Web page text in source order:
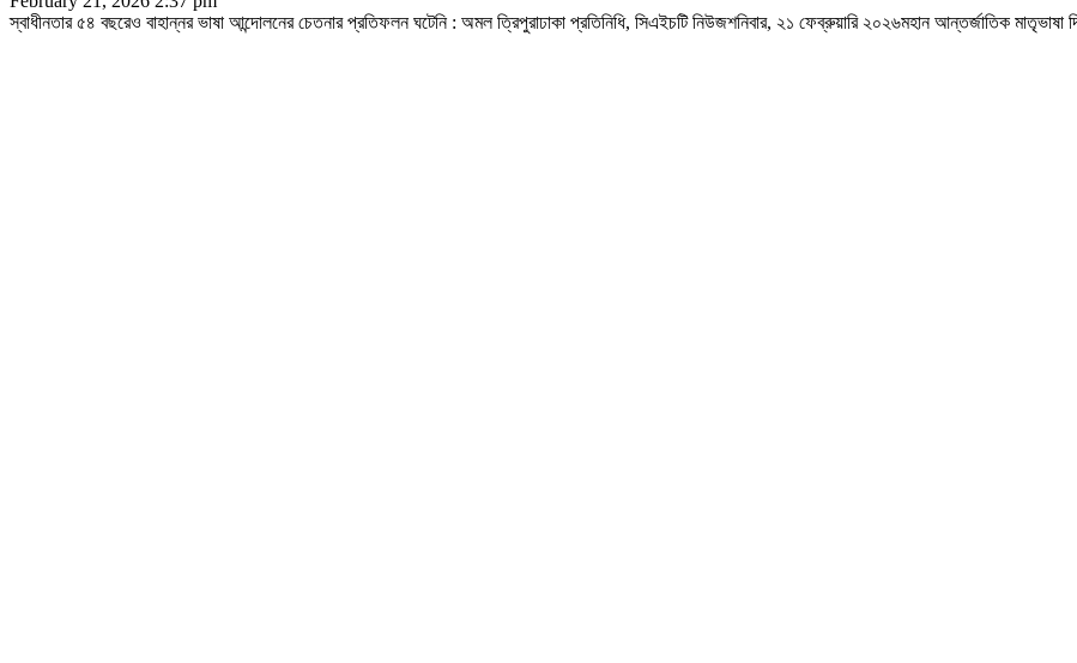
স্বাধীনতার ৫৪ বছরেও বাহান্নর ভাষা আন্দোলনের চেতনার প্রতিফলন ঘটেনি : অমল ত্রিপুরাঢাকা প্রতিনিধি, সিএইচটি নিউজশনিবার, ২১ ফেব্রুয়ারি ২০২৬মহান আন্তর্জাতিক মাতৃভাষা